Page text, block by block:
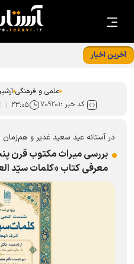
آخرین اخبار
علمی و فرهنگی
کد خبر :۷۰۹۲۰۱ ۲۳:۰۵
در آستانه عید سعید غدیر و
بررسی میراث مکتوب قرن
معرفی کتاب «کلمات سیّد